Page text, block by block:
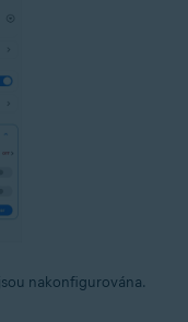
nakonfigurována.